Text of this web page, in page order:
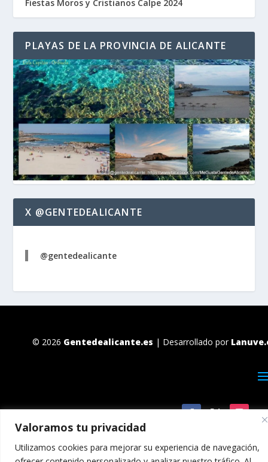
Valoramos tu privacidad
Utilizamos cookies para mejorar su experiencia de navegación,
Fiestas Moros y Cristianos Calpe 2024
PLAYAS DE LA PROVINCIA DE ALICANTE
X @GENTEDEALICANTE
@gentedealicante
© 2026 Gentedealicante.es | Desarrollado por